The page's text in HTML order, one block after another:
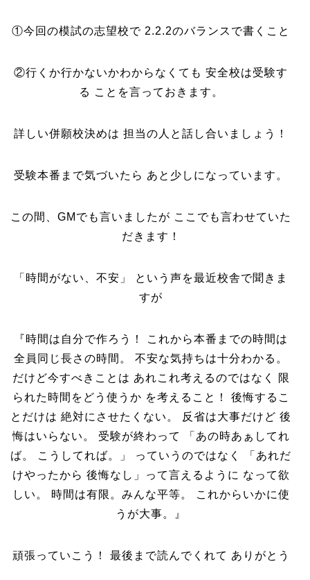
①今回の模試の志望校で 2.2.2のバランスで書くこと
②行くか行かないかわからなくても 安全校は受験す
る ことを言っておきます。
詳しい併願校決めは 担当の人と話し合いましょう！
受験本番まで気づいたら あと少しになっています。
この間、GMでも言いましたが ここでも言わせていた
だきます！
「時間がない、不安」 という声を最近校舎で聞きま
すが
『時間は自分で作ろう！ これから本番までの時間は
全員同じ長さの時間。 不安な気持ちは十分わかる。
だけど今すべきことは あれこれ考えるのではなく 限
られた時間をどう使うか を考えること！ 後悔するこ
とだけは 絶対にさせたくない。 反省は大事だけど 後
悔はいらない。 受験が終わって 「あの時あぁしてれ
ば。 こうしてれば。」 っていうのではなく 「あれだ
けやったから 後悔なし」って言えるように なって欲
しい。 時間は有限。みんな平等。 これからいかに使
うが大事。』
頑張っていこう！ 最後まで読んでくれて ありがとう